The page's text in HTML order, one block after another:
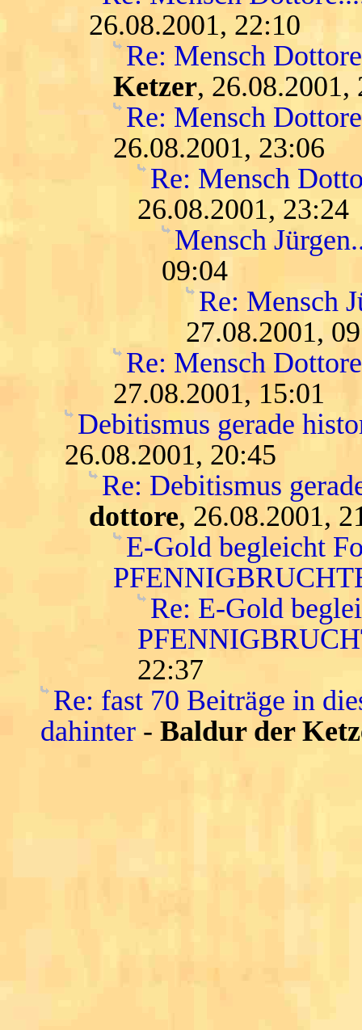
26.08.2001, 22:10
Re: Mensch
Ketzer, 26.08.2001,
Re: Mensch
26.08.2001, 23:06
Re: Mensch
26.08.2001, 23:24
Mensch
09:04
Re: Mensch
27.08.2001,
Re: Mensch
27.08.2001, 15:01
Debitismus gerade
26.08.2001, 20:45
Re: Debitismus
dottore, 26.08.2001,
E-Gold begleicht
Re: E-Gold
22:37
Re: fast 70 Beiträge in
dahinter - Baldur der